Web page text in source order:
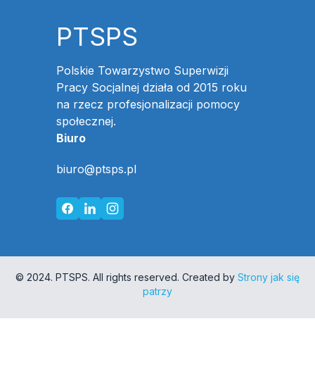
PTSPS
Polskie Towarzystwo Superwizji
Pracy Socjalnej działa od 2015 roku
na rzecz profesjonalizacji pomocy
społecznej.
Biuro
biuro@ptsps.pl
© 2024. PTSPS. All rights reserved. Created by Strony jak się
patrzy